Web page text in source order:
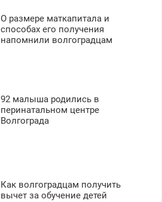
О размере маткапитала и
способах его получения
напомнили волгоградцам
92 малыша родились в
перинатальном центре
Волгограда
Как волгоградцам получить
вычет за обучение детей